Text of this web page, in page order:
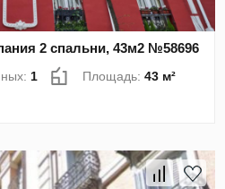
2 спальни, 43м2 №58696
1 Площадь:43 м²